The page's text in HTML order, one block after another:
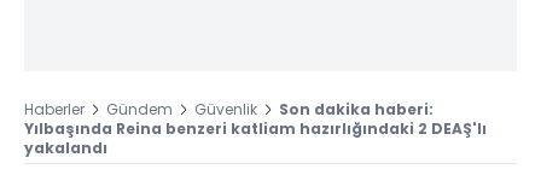
Haberler Gündem Güvenlik
Son dakika haberi:
Yılbaşında Reina benzeri katliam hazırlığındaki 2 DEAŞ'lı
yakalandı